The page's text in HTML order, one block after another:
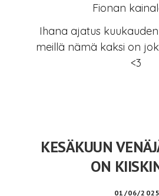
Fionan
Ihana ajatus
meillä nämä kaksi on
<3
KESÄKUUN
ON
01/06/2025